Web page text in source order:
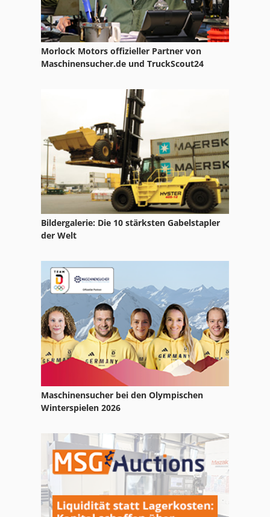
Claas Axos 340 Cx
Claas Celtis 436
Claas Disco 290
Claas Volto 52
Claas Volto 77
Morlock Motors offizieller Partner von
Maschinensucher.de und TruckScout24
Bildergalerie: Die 10 stärksten Gabelstapler
der Welt
Maschinensucher bei den Olympischen
Winterspielen 2026